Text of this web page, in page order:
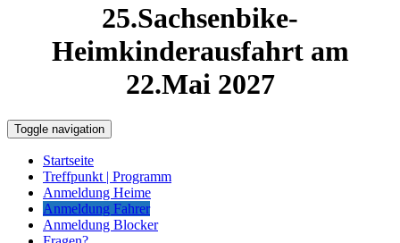
25.Sachsenbike-
Heimkinderausfahrt am
22.Mai 2027
Toggle navigation
Startseite
Treffpunkt | Programm
Anmeldung Heime
Anmeldung Fahrer
Anmeldung Blocker